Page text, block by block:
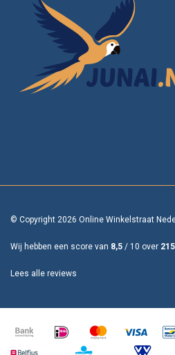
© Copyright 2026 Online Winkelstraat
Wij hebben een score van 8,5 / 10 over
Lees alle reviews